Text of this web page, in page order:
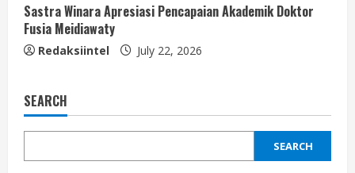
Sastra Winara Apresiasi Pencapaian Akademik Doktor
Fusia Meidiawaty
Redaksiintel July 22, 2026
SEARCH
SEARCH